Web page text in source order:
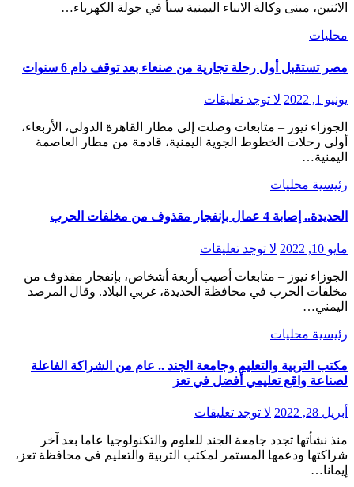
الاثنين، مبنى وكالة الانباء اليمنية سبأ في جولة الكهرباء…
محليات
مصر تستقبل أول رحلة تجارية من صنعاء بعد توقف دام 6 سنوات
يونيو 1, 2022 لا توجد تعليقات
أولى رحلات الخطوط الجوية اليمنية، قادمة من مطار العاصمة
اليمنية…
رئيسية محليات
الحديدة.. إصابة 4 عمال بإنفجار مقذوف من مخلفات الحرب
مايو 10, 2022 لا توجد تعليقات
مخلفات الحرب في محافظة الحديدة، غربي البلاد. وقال المرصد
اليمني…
رئيسية محليات
مكتب التربية والتعليم وجامعة الجند .. عام من الشراكة الفاعلة
لصناعة واقع تعليمي أفضل في تعز
أبريل 28, 2022 لا توجد تعليقات
منذ نشأتها تجدد جامعة الجند للعلوم والتكنولوجيا عاما بعد آخر
شراكتها ودعمها المستمر لمكتب التربية والتعليم في محافظة تعز،
إيمانا…